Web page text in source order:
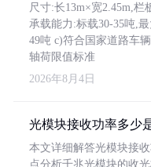
尺寸:长13m×宽2.45m,栏
承载能力:标载30-35吨,
49吨 c)符合国家道路车
轴荷限值标准
2026年8月4日
光模块接收功率多少
本文详细解答光模块接
点分析千兆光模块的收